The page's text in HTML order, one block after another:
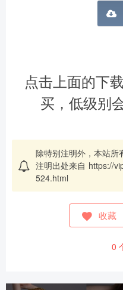
点击上面的下
买，低级别
除特别注明外，本站所
注明出处来自 https://
524.html
收藏
0